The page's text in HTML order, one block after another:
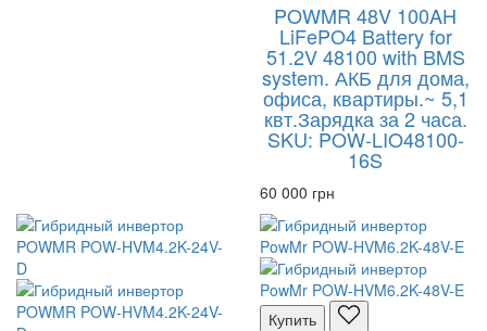
POWMR 48V 100AH
LiFePO4 Battery for
51.2V 48100 with BMS
system. АКБ для дома,
офиса, квартиры.~ 5,1
квт.Зарядка за 2 часа.
SKU: POW-LIO48100-
16S
60 000 грн
Купить